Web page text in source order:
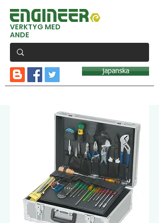
VERKTYG MED
ANDE
japanska